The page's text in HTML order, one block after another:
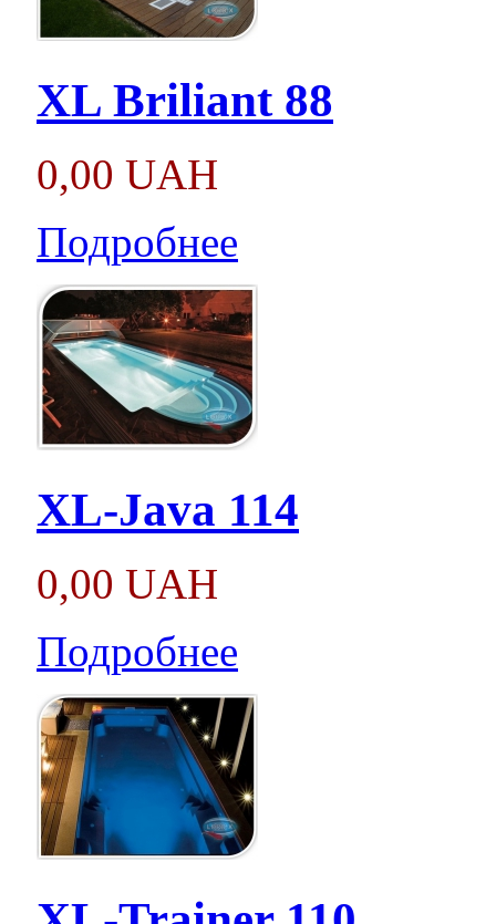
XL Briliant 88
0,00 UAH
Подробнее
XL-Java 114
0,00 UAH
Подробнее